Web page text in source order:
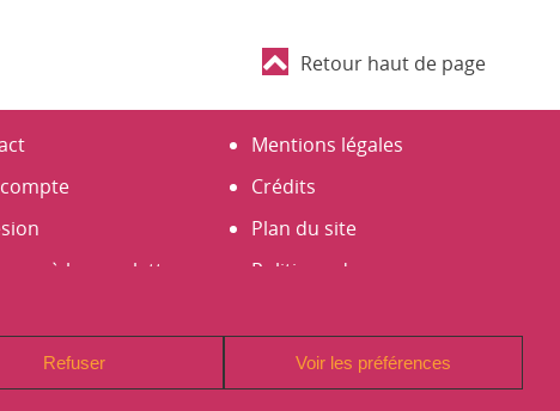
Refuser Voir les préférences
Retour haut de page
à la newsletter
Mentions légales
Crédits
Plan du site
Politique de
Signaler un problème sur
le site